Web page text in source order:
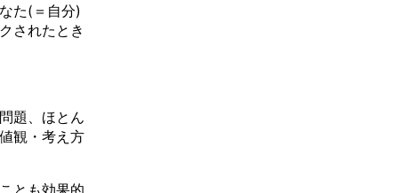
た(＝自分)
されたとき
題、ほとん
観・考え方
とも効果的